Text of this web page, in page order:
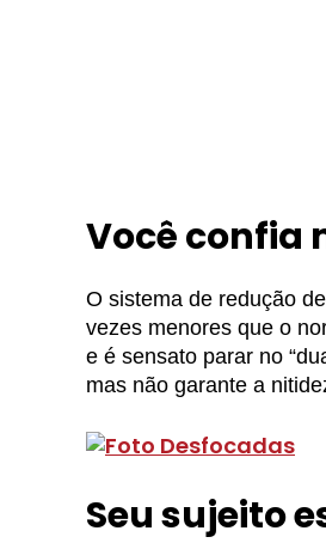
Você confia
O sistema de redução
vezes menores que o
e é sensato parar no
mas não garante a
Seu sujeito